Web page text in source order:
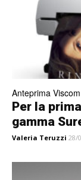
Anteprima
Per la
gamma
Valeria Teruzzi 28/